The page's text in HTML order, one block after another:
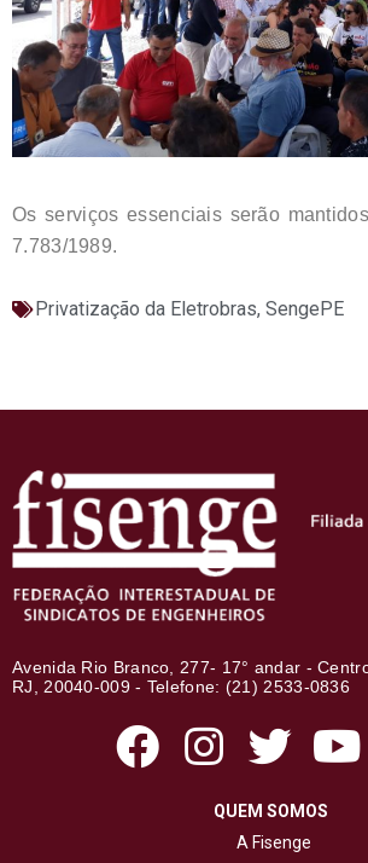
Os serviços essenciais serão
7.783/1989.
Privatização da Eletrobras, SengePE
Avenida Rio Branco, 277- 17° andar -
RJ, 20040-009 - Telefone: (21) 2533-0836
QUEM SOMOS
A Fisenge